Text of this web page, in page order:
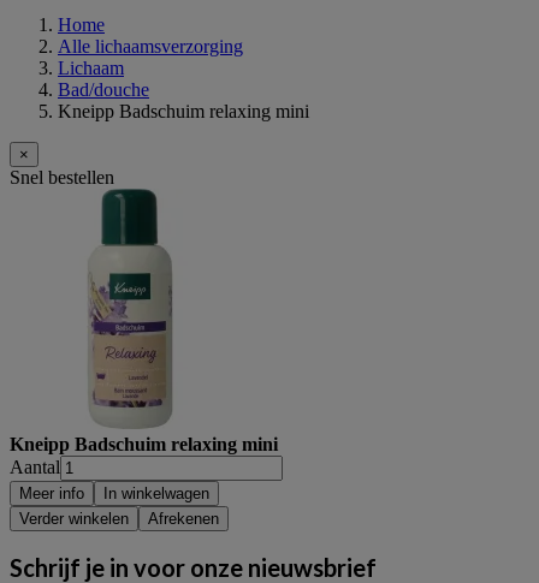
Home
Alle lichaamsverzorging
Lichaam
Bad/douche
Kneipp Badschuim relaxing mini
×
Snel bestellen
Kneipp Badschuim relaxing mini
Aantal
Meer info
In winkelwagen
Verder winkelen
Afrekenen
Schrijf je in voor onze nieuwsbrief